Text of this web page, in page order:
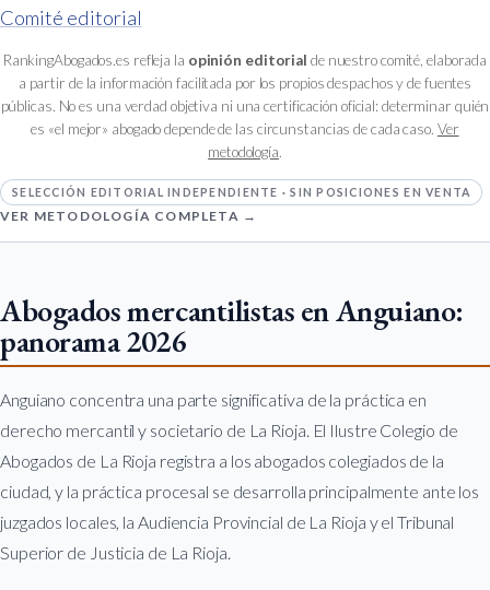
Comité editorial
RankingAbogados.es refleja la opinión editorial de nuestro comité, elaborada
a partir de la información facilitada por los propios despachos y de fuentes
públicas. No es una verdad objetiva ni una certificación oficial: determinar quién
es «el mejor» abogado depende de las circunstancias de cada caso. Ver
metodología.
SELECCIÓN EDITORIAL INDEPENDIENTE · SIN POSICIONES EN VENTA
VER METODOLOGÍA COMPLETA →
Abogados mercantilistas en Anguiano:
panorama 2026
Anguiano concentra una parte significativa de la práctica en
derecho mercantil y societario de La Rioja. El Ilustre Colegio de
Abogados de La Rioja registra a los abogados colegiados de la
ciudad, y la práctica procesal se desarrolla principalmente ante los
juzgados locales, la Audiencia Provincial de La Rioja y el Tribunal
Superior de Justicia de La Rioja.